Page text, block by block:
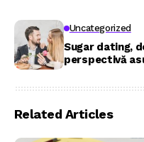
Uncategorized
Sugar dating,
perspectivă
Related Articles